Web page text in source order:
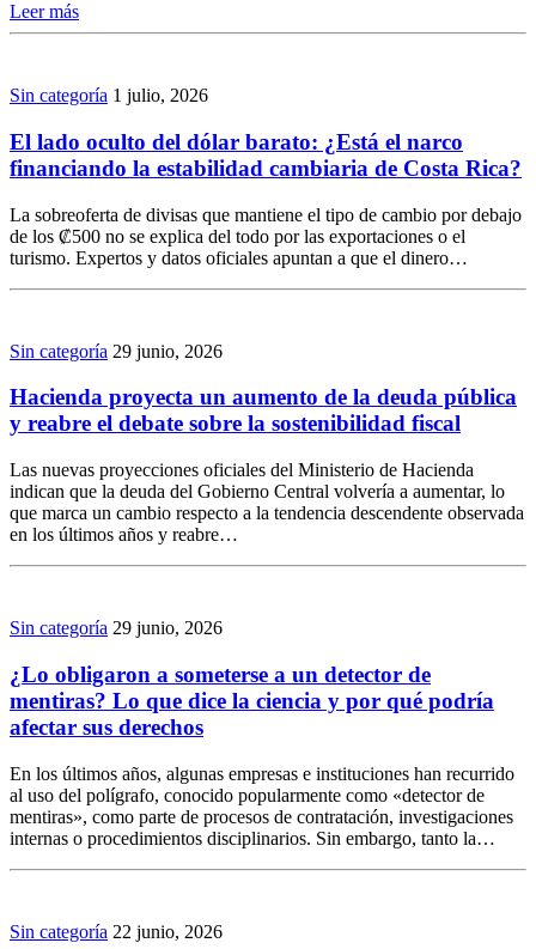
Leer más
Sin categoría 1 julio, 2026
El lado oculto del dólar barato: ¿Está el narco
financiando la estabilidad cambiaria de Costa Rica?
La sobreoferta de divisas que mantiene el tipo de cambio por debajo
de los ₡500 no se explica del todo por las exportaciones o el
turismo. Expertos y datos oficiales apuntan a que el dinero…
Sin categoría 29 junio, 2026
Hacienda proyecta un aumento de la deuda pública
y reabre el debate sobre la sostenibilidad fiscal
Las nuevas proyecciones oficiales del Ministerio de Hacienda
indican que la deuda del Gobierno Central volvería a aumentar, lo
que marca un cambio respecto a la tendencia descendente observada
en los últimos años y reabre…
Sin categoría 29 junio, 2026
¿Lo obligaron a someterse a un detector de
mentiras? Lo que dice la ciencia y por qué podría
afectar sus derechos
En los últimos años, algunas empresas e instituciones han recurrido
al uso del polígrafo, conocido popularmente como «detector de
mentiras», como parte de procesos de contratación, investigaciones
internas o procedimientos disciplinarios. Sin embargo, tanto la…
Sin categoría 22 junio, 2026